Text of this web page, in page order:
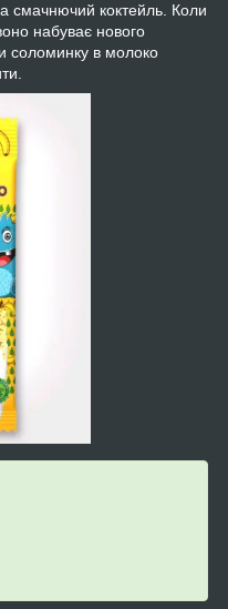
смачнючий коктейль. Коли
набуває нового
соломинку в молоко